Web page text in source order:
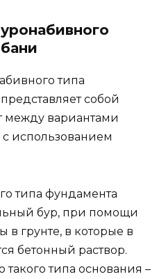
типа
собой
между вариантами
использованием
типа фундамента
бур, при помощи
в грунте, в которые в
бетонный раствор.
типа основания –